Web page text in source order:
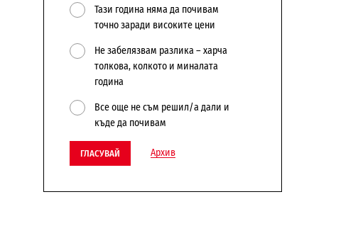
Тази година няма да почивам
точно заради високите цени
Не забелязвам разлика – харча
толкова, колкото и миналата
година
Все още не съм решил/а дали и
къде да почивам
ГЛАСУВАЙ Архив